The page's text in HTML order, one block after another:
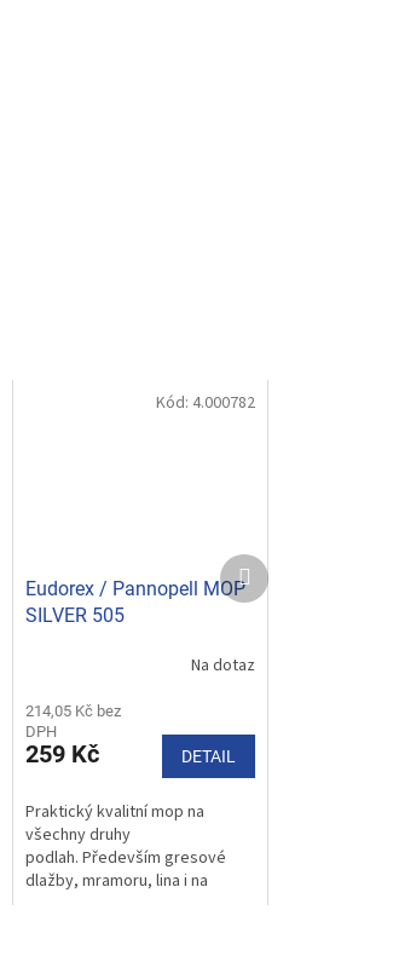
Eudorex / Pannopell MOP
SILVER 505
Na dotaz
214,05 Kč bez
DPH
259 Kč DETAIL
Praktický kvalitní mop na
všechny druhy
podlah. Především gresové
dlažby, mramoru, lina i na
Kód: 4.000782
Další
produkt